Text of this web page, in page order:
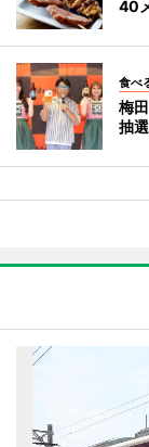
40
食べ
梅
抽